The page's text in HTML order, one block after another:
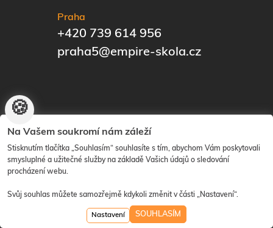
Praha
+420 739 614 956
praha5@empire-skola.cz
🍪
Na Vašem soukromí nám záleží
Stisknutím tlačítka „Souhlasím“ souhlasíte s tím, abychom Vám poskytovali
smysluplné a užitečné služby na základě Vašich údajů o sledování
procházení webu.
Svůj souhlas můžete samozřejmě kdykoli změnit v části „Nastavení“.
Nastavení SOUHLASÍM